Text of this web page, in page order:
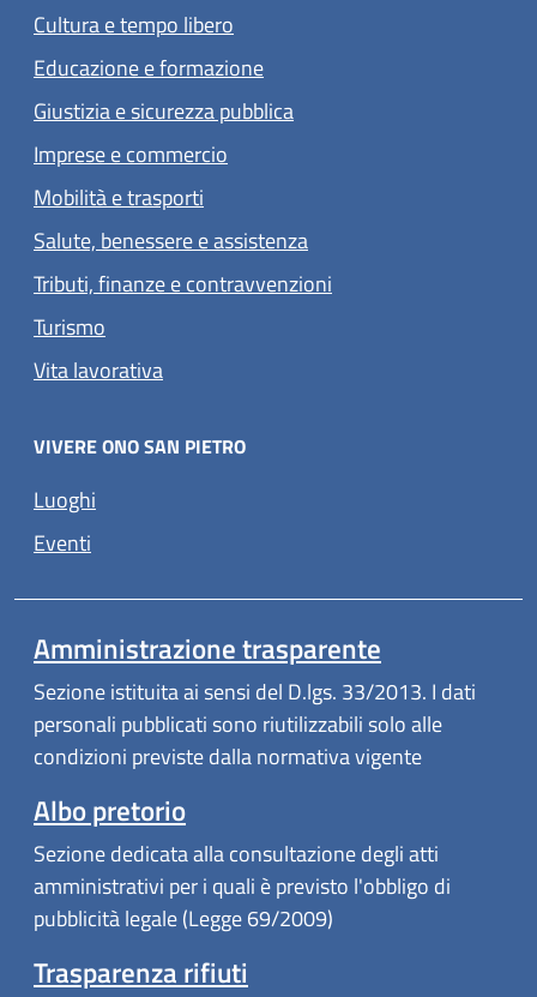
Cultura e tempo libero
Educazione e formazione
Giustizia e sicurezza pubblica
Imprese e commercio
Mobilità e trasporti
Salute, benessere e assistenza
Tributi, finanze e contravvenzioni
Turismo
Vita lavorativa
VIVERE ONO SAN PIETRO
Luoghi
Eventi
Amministrazione trasparente
Sezione istituita ai sensi del D.lgs. 33/2013. I dati
personali pubblicati sono riutilizzabili solo alle
condizioni previste dalla normativa vigente
Albo pretorio
Sezione dedicata alla consultazione degli atti
amministrativi per i quali è previsto l'obbligo di
pubblicità legale (Legge 69/2009)
Trasparenza rifiuti